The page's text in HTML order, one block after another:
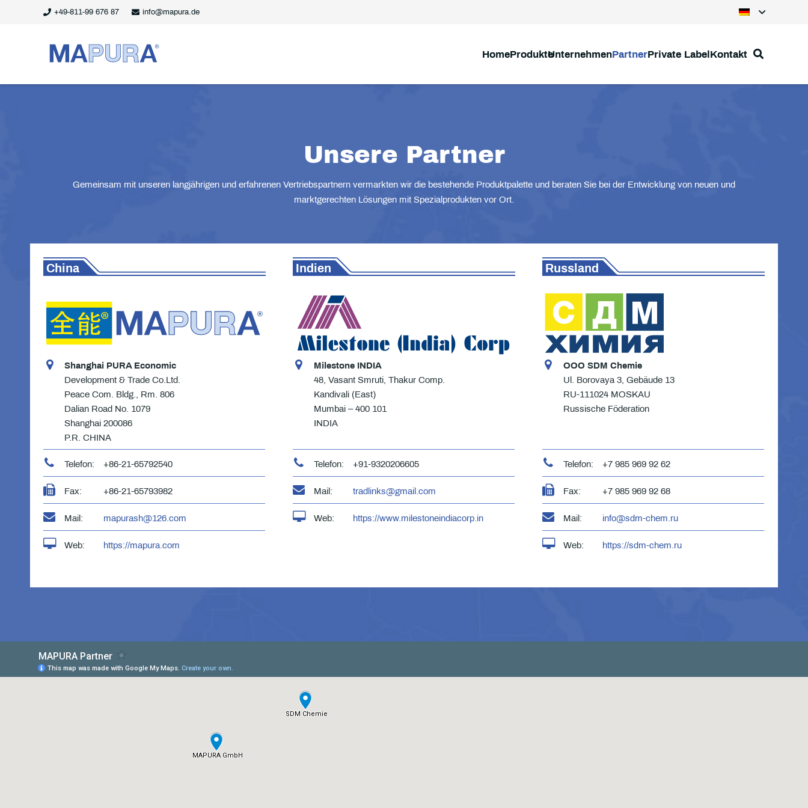
+49-811-99 676 87 info@mapura.de
HomeProdukteUnternehmenPartnerPrivate LabelKontakt
Unsere Partner
Gemeinsam mit unseren langjährigen und erfahrenen Vertriebspartnern vermarkten wir die bestehende Produktpalette und beraten Sie bei der Entwicklung von neuen und
marktgerechten Lösungen mit Spezialprodukten vor Ort.
China
Shanghai PURA Economic
Development & Trade Co.Ltd.
Peace Com. Bldg., Rm. 806
Dalian Road No. 1079
Shanghai 200086
P.R. CHINA
Telefon: +86-21-65792540
Fax: +86-21-65793982
Mail: mapurash@126.com
Web: https://mapura.com
Indien
Milestone INDIA
48, Vasant Smruti, Thakur Comp.
Kandivali (East)
Mumbai – 400 101
INDIA
Telefon: +91-9320206605
Mail: tradlinks@gmail.com
Web: https://www.milestoneindiacorp.in
Russland
OOO SDM Chemie
Ul. Borovaya 3, Gebäude 13
RU-111024 MOSKAU
Russische Föderation
Telefon: +7 985 969 92 62
Fax: +7 985 969 92 68
Mail: info@sdm-chem.ru
Web: https://sdm-chem.ru